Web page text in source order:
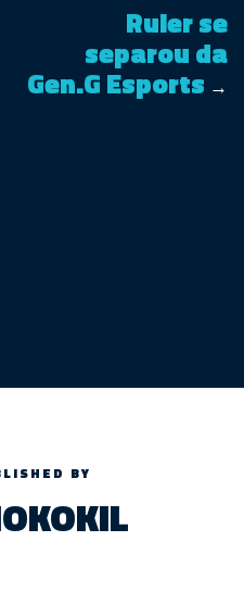
Ruler se
separou da
Gen.G Esports →
BY